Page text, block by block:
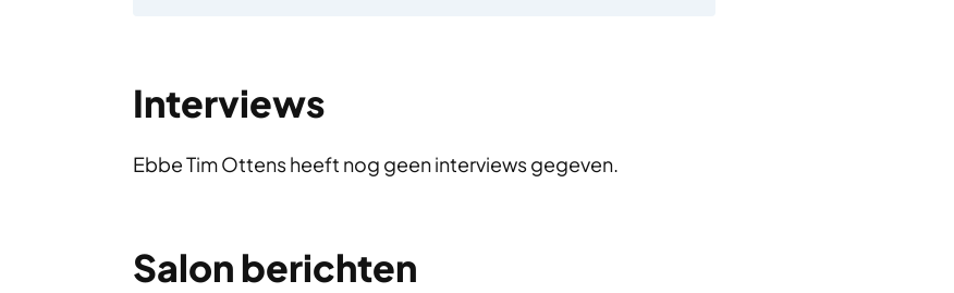
Interviews
Ebbe Tim Ottens heeft nog geen interviews gegeven.
Salon berichten